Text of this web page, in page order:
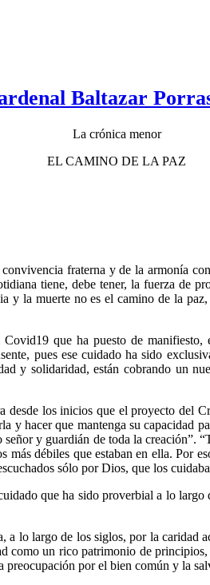
Baltazar
La crónica menor
EL CAMINO DE LA PAZ
fraterna y de la armonía
tiene, debe tener, la fuerza de
la muerte no es el camino de la
que ha puesto de
pues ese cuidado ha sido
y solidaridad, están cobrando un
los inicios que el proyecto del
hacer que mantenga su capacidad
y guardián de toda la creación”.
débiles que estaban en ella.
sólo por Dios, que los
que ha sido proverbial a lo
lo largo de los siglos, por la caridad
como un rico patrimonio de
por el bien común y la